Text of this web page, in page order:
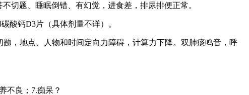
切题、睡眠倒错、有幻觉，进食差，排尿排便正常。
酸钙D3片（具体剂量不详）。
题，地点、人物和时间定向力障碍，计算力下降。双肺痰鸣音，呼
不良；7.痴呆？